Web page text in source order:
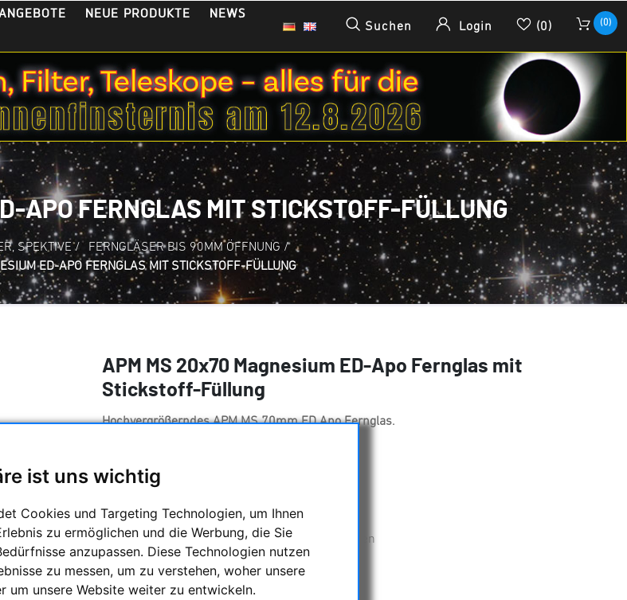
ist uns wichtig
Cookies und Targeting Technologien, um Ihnen
zu ermöglichen und die Werbung, die Sie
anzupassen. Diese Technologien nutzen
zu messen, um zu verstehen, woher unsere
um unsere Website weiter zu entwickeln.
NEUE PRODUKTE
NEWS
Suchen Login (0) (0)
APO FERNGLAS MIT STICKSTOFF-FÜLLUNG
SPEKTIVE / FERNGLÄSER BIS 90MM ÖFFNUNG /
ED-APO FERNGLAS MIT STICKSTOFF-FÜLLUNG
APM MS 20x70 Magnesium ED-Apo Fernglas mit
Stickstoff-Füllung
Hochvergrößerndes APM MS 70mm ED Apo Fernglas.
Große, apochromatische Primäroptik
Hohe Vergrößerung
Leichtes und stabiles Magnesiumgehäuse
Moderne FMC Vergütung auf Optik und Prismen
Abgedichteter Individualfokus
Brillenträgertauglich
Integrierter Stativanschluß